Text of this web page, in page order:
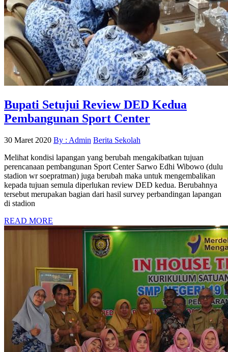
Bupati Setujui Review DED Kedua
Pembangunan Sport Center
30 Maret 2020 By : Admin Berita Sekolah
Melihat kondisi lapangan yang berubah mengakibatkan tujuan
perencanaan pembangunan Sport Center Sarwo Edhi Wibowo (dulu
stadion wr soepratman) juga berubah maka untuk mengembalikan
kepada tujuan semula diperlukan review DED kedua. Berubahnya
tersebut merupakan bagian dari hasil survey perbandingan lapangan
di stadion
READ MORE